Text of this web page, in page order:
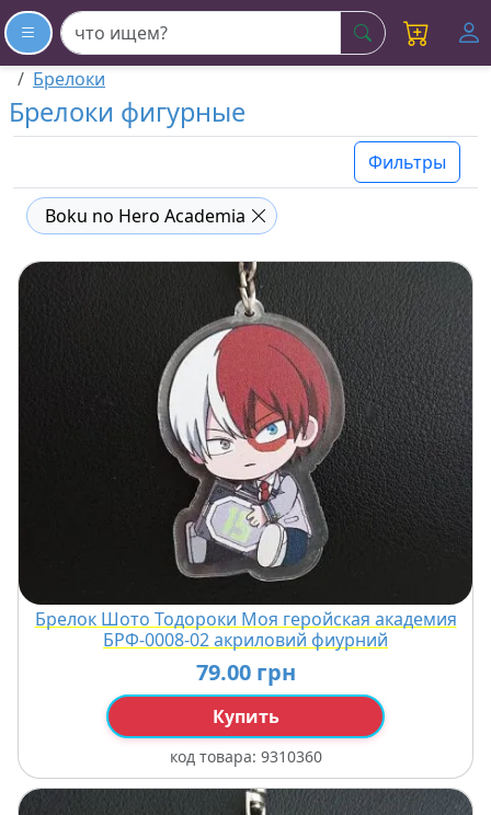
искать
Брелоки
Брелоки фигурные
Фильтры
Boku no Hero Academia
Брелок Шото Тодороки Моя геройская академия
БРФ-0008-02 акриловий фиурний
79.00 грн
Купить
код товара: 9310360